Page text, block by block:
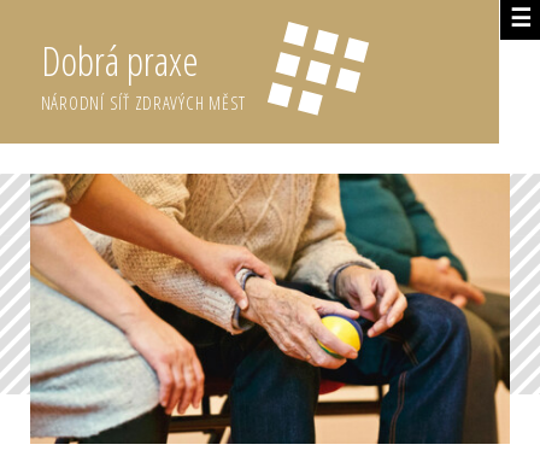
☰
Dobrá praxe
NÁRODNÍ SÍŤ ZDRAVÝCH MĚST